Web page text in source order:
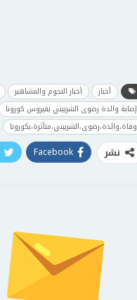
أخبار أخبار النجوم والمشاهير
إصابة والدة رضوى الشربيني بفيروس كورونا
وفاة،والدة،رضوى،الشربيني،متأثرة،بكورونا
نشر Facebook